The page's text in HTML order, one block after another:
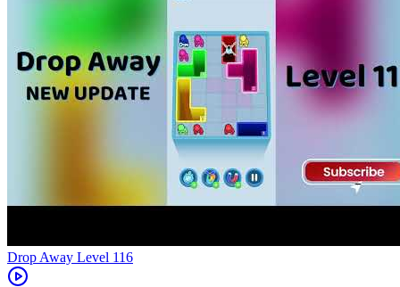
Level 116